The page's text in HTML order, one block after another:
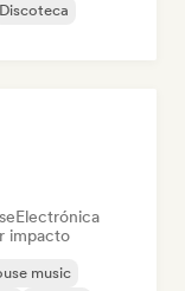
Discoteca
Electrónica
impacto
music